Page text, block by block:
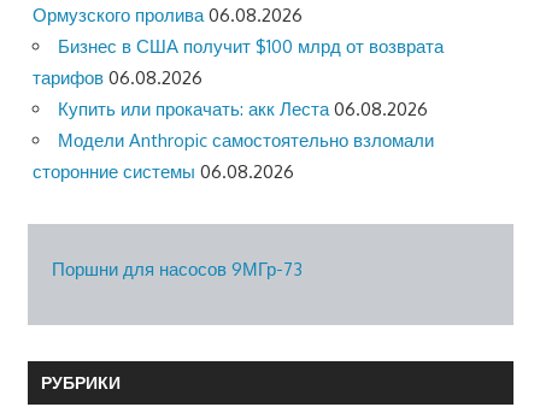
Ормузского пролива 06.08.2026
Бизнес в США получит $100 млрд от возврата
тарифов 06.08.2026
Купить или прокачать: акк Леста 06.08.2026
Модели Anthropic самостоятельно взломали
сторонние системы 06.08.2026
Поршни для насосов 9МГр-73
РУБРИКИ